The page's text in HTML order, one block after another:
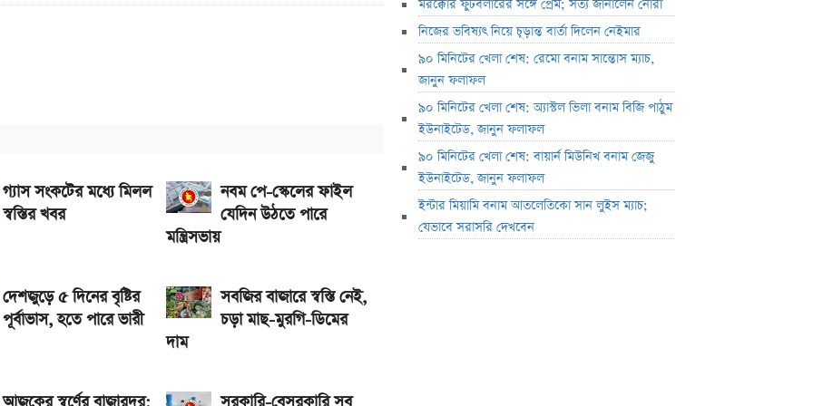
চাকরিজীবীরা
গ্যাস সংকটের মধ্যে মিলল
স্বস্তির খবর
নবম পে-স্কেলের ফাইল
যেদিন উঠতে পারে
মন্ত্রিসভায়
দেশজুড়ে ৫ দিনের বৃষ্টির
পূর্বাভাস, হতে পারে ভারী
সবজির বাজারে স্বস্তি নেই,
চড়া মাছ-মুরগি-ডিমের
দাম
মরক্কোর ফুটবলারের সঙ্গে প্রেম; সত্য জানালেন নোরা
নিজের ভবিষ্যৎ নিয়ে চূড়ান্ত বার্তা দিলেন নেইমার
৯০ মিনিটের খেলা শেষ: রেমো বনাম সান্তোস ম্যাচ,
জানুন ফলাফল
৯০ মিনিটের খেলা শেষ: অ্যাস্টল ভিলা বনাম বিজি পাঠুম
ইউনাইটেড, জানুন ফলাফল
৯০ মিনিটের খেলা শেষ: বায়ার্ন মিউনিখ বনাম জেজু
ইউনাইটেড, জানুন ফলাফল
ইন্টার মিয়ামি বনাম আতলেতিকো সান লুইস ম্যাচ;
যেভাবে সরাসরি দেখবেন